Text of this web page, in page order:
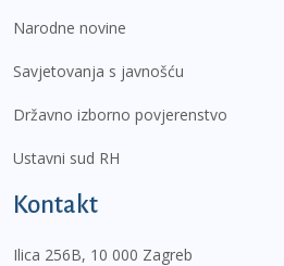
Narodne novine
Savjetovanja s javnošću
Državno izborno povjerenstvo
Ustavni sud RH
Kontakt
Ilica 256B, 10 000 Zagreb